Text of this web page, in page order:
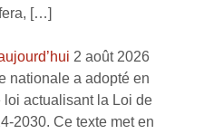
[…]
2 août 2026
nationale a adopté en
loi actualisant la Loi de
2030. Ce texte met en